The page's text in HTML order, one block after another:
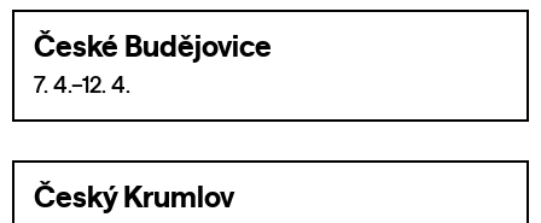
České Budějovice
7. 4.–12. 4.
Český Krumlov